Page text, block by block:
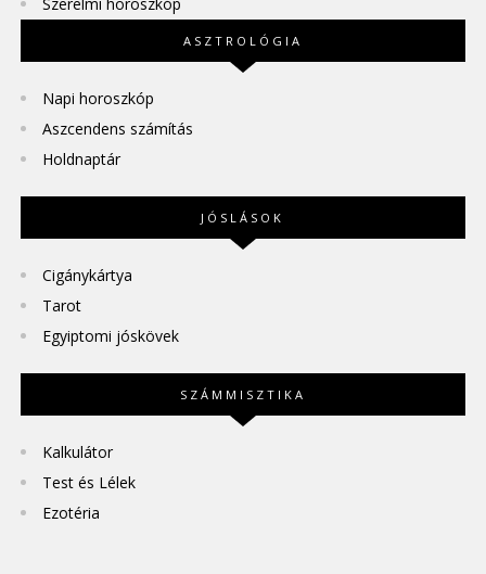
ASZTROLÓGIA
Napi horoszkóp
Aszcendens számítás
Holdnaptár
JÓSLÁSOK
Cigánykártya
Tarot
Egyiptomi jóskövek
SZÁMMISZTIKA
Kalkulátor
Test és Lélek
Ezotéria